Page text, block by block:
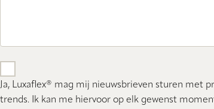
Ja, Luxaflex® mag mij nieuwsbrieven sturen met
trends. Ik kan me hiervoor op elk gewenst